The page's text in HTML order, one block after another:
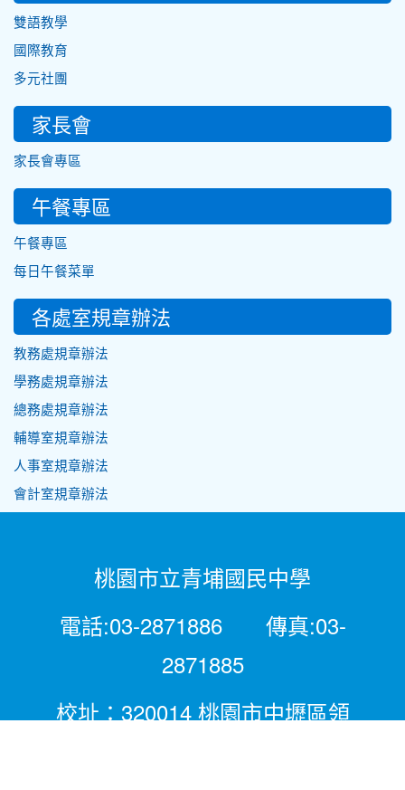
雙語教學
國際教育
多元社團
家長會
家長會專區
午餐專區
午餐專區
每日午餐菜單
各處室規章辦法
教務處規章辦法
學務處規章辦法
總務處規章辦法
輔導室規章辦法
人事室規章辦法
會計室規章辦法
桃園市立青埔國民中學
電話:03-2871886 傳真:03-
2871885
校址：320014 桃園市中壢區領